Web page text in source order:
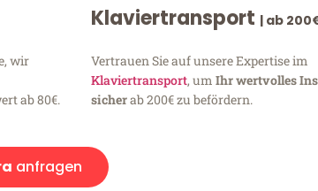
wir
ab 80€.
Klaviertransport | ab
Vertrauen Sie auf unsere Expertise im
Klaviertransport, um Ihr wertvolles
sicherab 200€ zu befördern.
anfragen